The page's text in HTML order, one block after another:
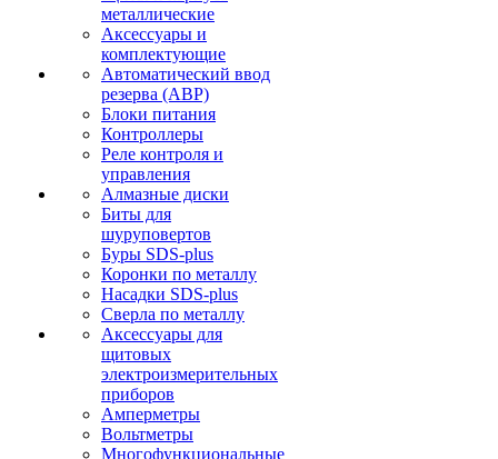
металлические
Аксессуары и
комплектующие
Автоматический ввод
резерва (АВР)
Блоки питания
Контроллеры
Реле контроля и
управления
Алмазные диски
Биты для
шуруповертов
Буры SDS-plus
Коронки по металлу
Насадки SDS-plus
Сверла по металлу
Аксессуары для
щитовых
электроизмерительных
приборов
Амперметры
Вольтметры
Многофункциональные